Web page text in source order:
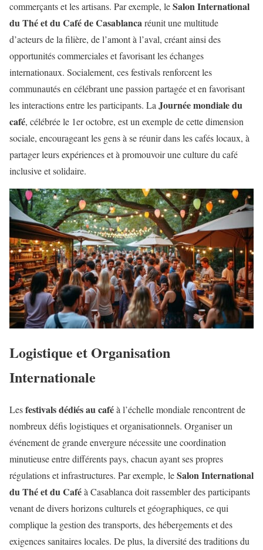
commerçants et les artisans. Par exemple, leSalon International
du Thé et du Café de Casablancaréunit une multitude
d’acteurs de la filière, de l’amont à l’aval, créant ainsi des
opportunités commerciales et favorisant les échanges
internationaux. Socialement, ces festivals renforcent les
communautés en célébrant une passion partagée et en favorisant
les interactions entre les participants. LaJournée mondiale du
café, célébrée le 1er octobre, est un exemple de cette dimension
sociale, encourageant les gens à se réunir dans les cafés locaux, à
partager leurs expériences et à promouvoir une culture du café
inclusive et solidaire.
Logistique et Organisation
Internationale
Lesfestivals dédiés au caféà l’échelle mondiale rencontrent de
nombreux défis logistiques et organisationnels. Organiser un
événement de grande envergure nécessite une coordination
minutieuse entre différents pays, chacun ayant ses propres
régulations et infrastructures. Par exemple, leSalon International
du Thé et du Caféà Casablanca doit rassembler des participants
venant de divers horizons culturels et géographiques, ce qui
complique la gestion des transports, des hébergements et des
exigences sanitaires locales. De plus, la diversité des traditions du